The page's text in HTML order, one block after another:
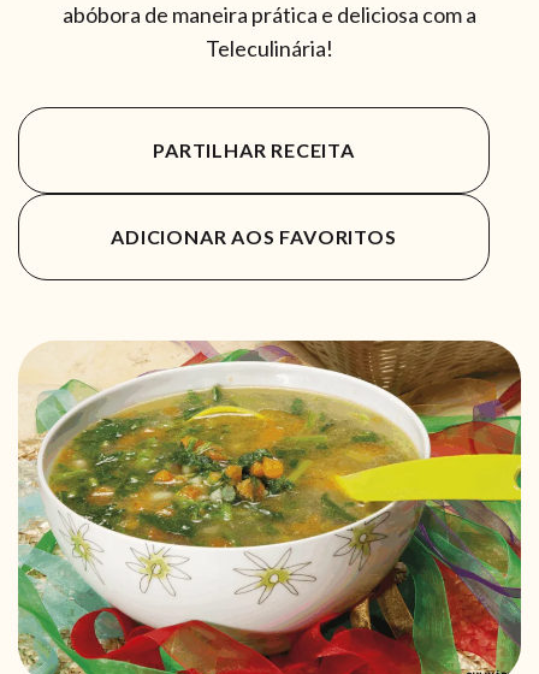
abóbora de maneira prática e deliciosa com a
Teleculinária!
PARTILHAR RECEITA
ADICIONAR AOS FAVORITOS